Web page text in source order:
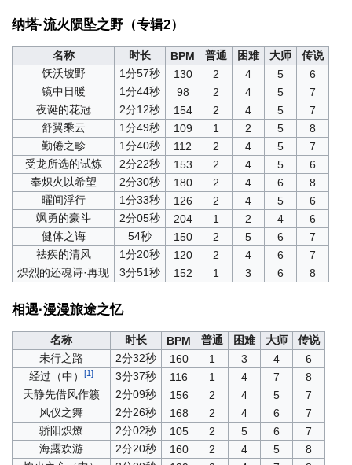
纳塔·流火陨坠之野（专辑2）
名称 时长 BPM 普通 困难 大师
传说
饫沃坡野
1分57秒 130 2 4 5
6
镜中日暖
1分44秒 98 2 4 5
7
夜诞的花冠
2分12秒 154 2 4 5
7
舒翼乘云
1分49秒 109 1 2 5
8
勤倦之畛
1分40秒 112 2 4 5
7
受龙所选的试炼
2分22秒 153 2 4 5
6
奉炽火以希望
2分30秒 180 2 4 6
8
曜间浮行
1分33秒 126 2 4 5
6
飒勇的豪斗
2分05秒 204 1 2 4
6
健体之诲
54秒 150 2 5 6
7
祛疾的清风
1分20秒 120 2 4 6
7
炽烈的还魂诗·再现
3分51秒 152 1 3 6 8
相遇·漫漫旅途之忆
名称 时长 BPM 普通 困难 大师
传说
未行之路
2分32秒 160 1 3 4
6
经过（中）
[1] 3分37秒 116 1 4 7
8
天静先借风作籁
2分09秒 156 2 4 5
7
风仪之舞
2分26秒 168 2 4 6
7
骄阳炽燎
2分02秒 105 2 5 6
7
海露欢游
2分20秒 160 2 4 5
8